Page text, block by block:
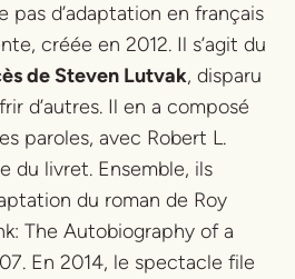
pas d’adaptation en français
créée en 2012. Il s’agit du
de Steven Lutvak, disparu
d’autres. Il en a composé
paroles, avec Robert L.
du livret. Ensemble, ils
du roman de Roy
The Autobiography of a
En 2014, le spectacle file